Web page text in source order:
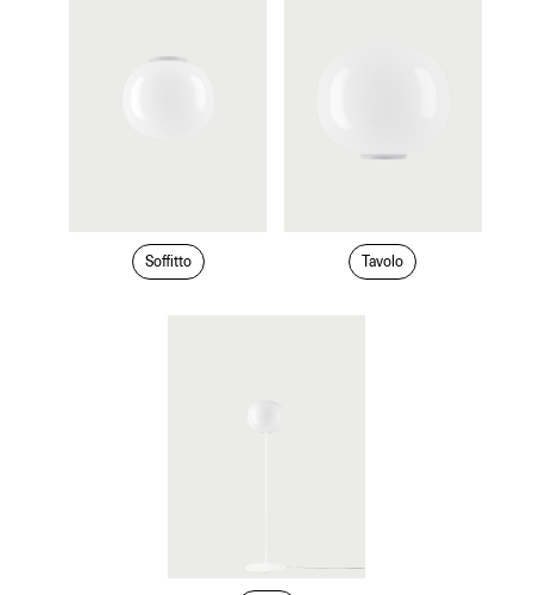
Soffitto Tavolo